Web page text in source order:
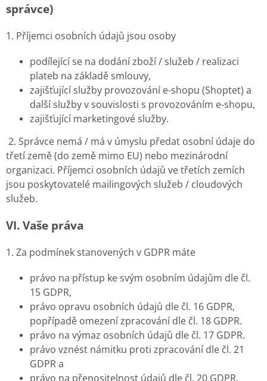
správce)
1. Příjemci osobních údajů jsou osoby
podílející se na dodání zboží / služeb / realizaci
plateb na základě smlouvy,
zajišťující služby provozování e-shopu (Shoptet) a
další služby v souvislosti s provozováním e-shopu,
zajišťující marketingové služby.
2. Správce nemá / má v úmyslu předat osobní údaje do
třetí země (do země mimo EU) nebo mezinárodní
organizaci. Příjemci osobních údajů ve třetích zemích
jsou poskytovatelé mailingových služeb / cloudových
služeb.
VI. Vaše práva
1. Za podmínek stanovených v GDPR máte
právo na přístup ke svým osobním údajům dle čl.
15 GDPR,
právo opravu osobních údajů dle čl. 16 GDPR,
popřípadě omezení zpracování dle čl. 18 GDPR.
právo na výmaz osobních údajů dle čl. 17 GDPR.
právo vznést námitku proti zpracování dle čl. 21
GDPR a
právo na přenositelnost údajů dle čl. 20 GDPR.